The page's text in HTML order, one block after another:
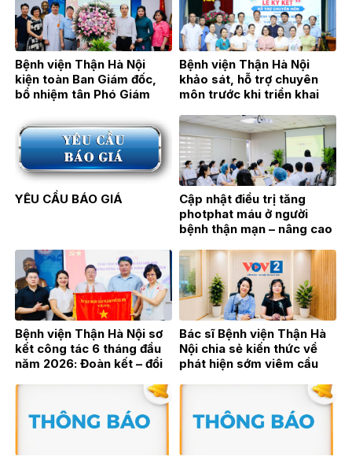
Bệnh viện Thận Hà Nội
kiện toàn Ban Giám đốc,
bổ nhiệm tân Phó Giám
Bích Hằng
Bệnh viện Thận Hà Nội
khảo sát, hỗ trợ chuyên
môn trước khi triển khai
tại Bệnh viện Đa khoa Hoài
Đức
YÊU CẦU BÁO GIÁ
Cập nhật điều trị tăng
photphat máu ở người
bệnh thận mạn – nâng cao
hành lâm sàng
Bệnh viện Thận Hà Nội sơ
kết công tác 6 tháng đầu
năm 2026: Đoàn kết – đổi
triển bền vững
Bác sĩ Bệnh viện Thận Hà
Nội chia sẻ kiến thức về
phát hiện sớm viêm cầu
trực tiếp VOV2